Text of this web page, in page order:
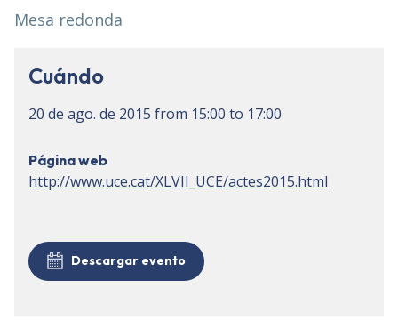
Mesa redonda
Cuándo
20 de ago. de 2015 from 15:00 to 17:00
Página web
http://www.uce.cat/XLVII_UCE/actes2015.html
Descargar evento